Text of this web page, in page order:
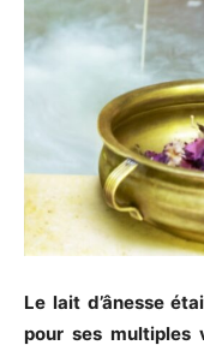
Le lait d’ânesse
pour ses multiples